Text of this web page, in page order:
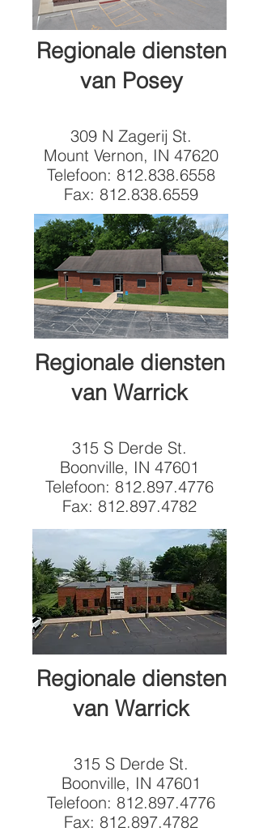
Regionale diensten
van Posey
309 N Zagerij St.
Mount Vernon, IN 47620
Telefoon: 812.838.6558
Fax: 812.838.6559
Regionale diensten
van Warrick
315 S Derde St.
Boonville, IN 47601
Telefoon: 812.897.4776
Fax: 812.897.4782
Regionale diensten
van Warrick
315 S Derde St.
Boonville, IN 47601
Telefoon: 812.897.4776
Fax: 812.897.4782